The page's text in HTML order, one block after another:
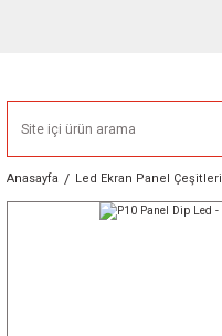
Anasayfa Led Ekran Panel Çeşitleri